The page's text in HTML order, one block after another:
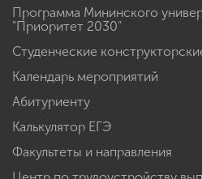
Программа Мининского
"Приоритет 2030"
Студенческие
Календарь мероприятий
Абитуриенту
Калькулятор ЕГЭ
Факультеты и направления